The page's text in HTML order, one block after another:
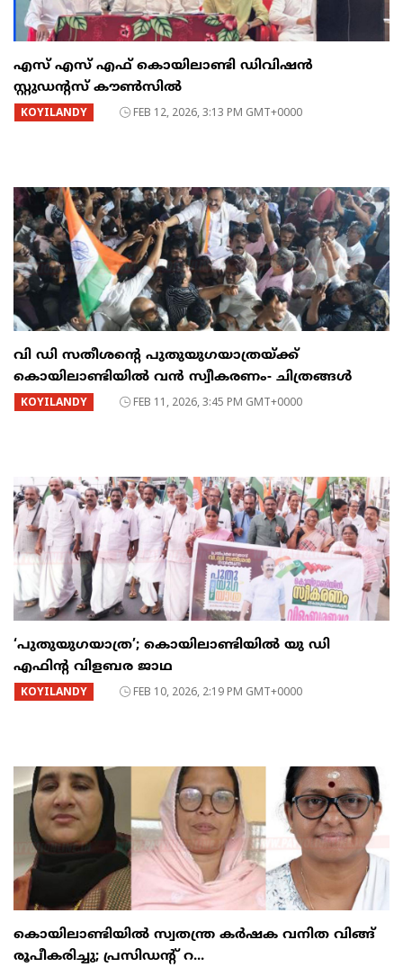
എസ് എസ് എഫ് കൊയിലാണ്ടി ഡിവിഷൻ
സ്റ്റുഡൻ്റസ് കൗൺസിൽ
KOYILANDY FEB 12, 2026, 3:13 PM GMT+0000
വി ഡി സതീശന്റെ പുതുയുഗയാത്രയ്ക്ക്
കൊയിലാണ്ടിയിൽ വൻ സ്വീകരണം- ചിത്രങ്ങൾ
KOYILANDY FEB 11, 2026, 3:45 PM GMT+0000
‘പുതുയുഗയാത്ര’; കൊയിലാണ്ടിയിൽ യു ഡി
എഫിന്റ വിളബര ജാഥ
KOYILANDY FEB 10, 2026, 2:19 PM GMT+0000
കൊയിലാണ്ടിയിൽ സ്വതന്ത്ര കർഷക വനിത വിങ്ങ്
രൂപീകരിച്ചു; പ്രസിഡന്റ്‌ റ...